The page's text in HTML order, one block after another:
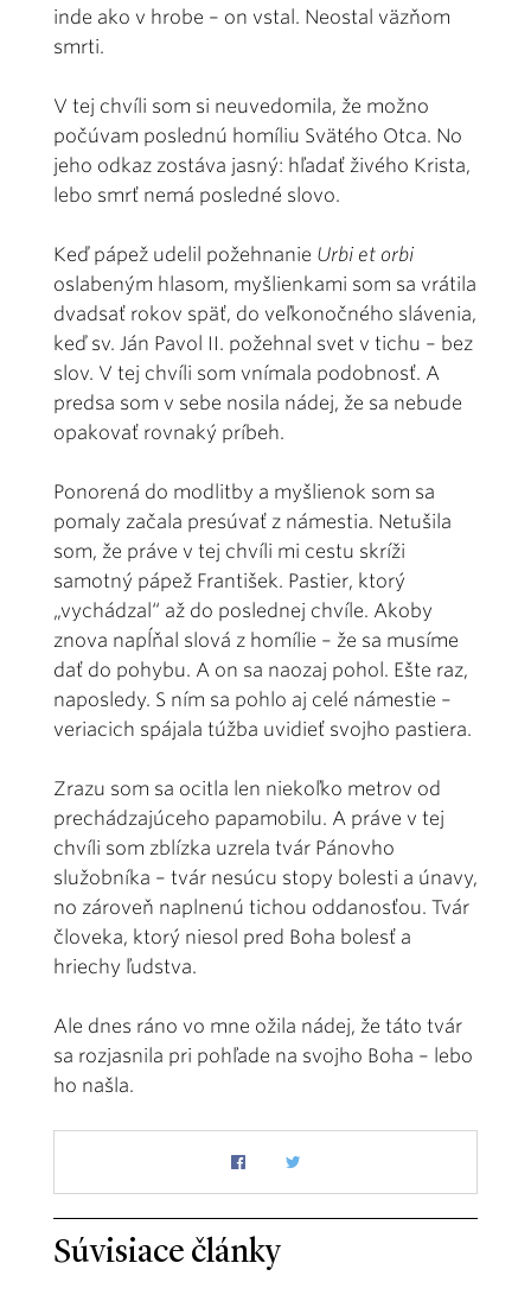
inde ako v hrobe – on vstal. Neostal väzňom
smrti.
V tej chvíli som si neuvedomila, že možno
počúvam poslednú homíliu Svätého Otca. No
jeho odkaz zostáva jasný: hľadať živého Krista,
lebo smrť nemá posledné slovo.
Keď pápež udelil požehnanie Urbi et orbi
oslabeným hlasom, myšlienkami som sa vrátila
dvadsať rokov späť, do veľkonočného slávenia,
keď sv. Ján Pavol II. požehnal svet v tichu – bez
slov. V tej chvíli som vnímala podobnosť. A
predsa som v sebe nosila nádej, že sa nebude
opakovať rovnaký príbeh.
Ponorená do modlitby a myšlienok som sa
pomaly začala presúvať z námestia. Netušila
som, že práve v tej chvíli mi cestu skríži
samotný pápež František. Pastier, ktorý
„vychádzal“ až do poslednej chvíle. Akoby
znova napĺňal slová z homílie – že sa musíme
dať do pohybu. A on sa naozaj pohol. Ešte raz,
naposledy. S ním sa pohlo aj celé námestie –
veriacich spájala túžba uvidieť svojho pastiera.
Zrazu som sa ocitla len niekoľko metrov od
prechádzajúceho papamobilu. A práve v tej
chvíli som zblízka uzrela tvár Pánovho
služobníka – tvár nesúcu stopy bolesti a únavy,
no zároveň naplnenú tichou oddanosťou. Tvár
človeka, ktorý niesol pred Boha bolesť a
hriechy ľudstva.
Ale dnes ráno vo mne ožila nádej, že táto tvár
sa rozjasnila pri pohľade na svojho Boha – lebo
ho našla.
Súvisiace články